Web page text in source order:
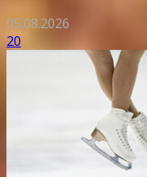
05.08.2026
20